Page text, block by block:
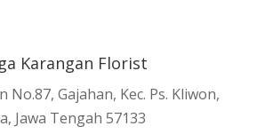
Karangan Florist
No.87, Gajahan, Kec. Ps. Kliwon,
Jawa Tengah 57133